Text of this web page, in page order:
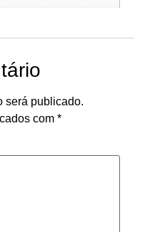
será publicado.
com *